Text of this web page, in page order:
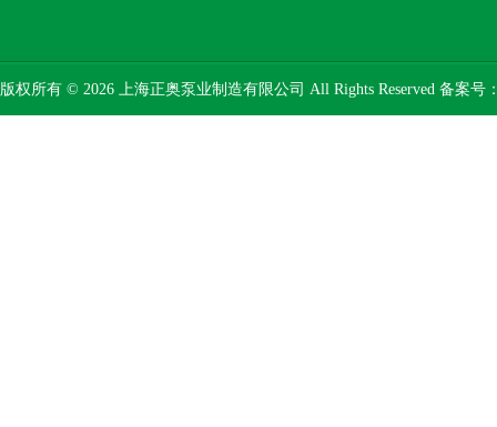
版权所有 © 2026 上海正奥泵业制造有限公司 All Rights Reserved 备案号